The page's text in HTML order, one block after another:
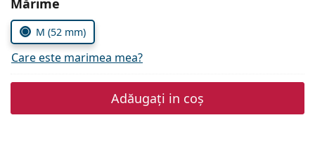
Persol
Prada
Toate mărcile
Alegeți parametrii
M (52 mm)
Care este marimea mea?
Adăugați in coș